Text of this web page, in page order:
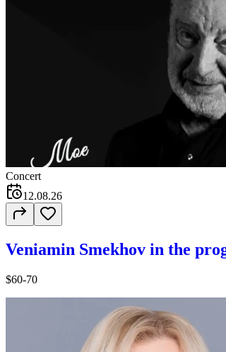
Concert
12.08.26
Veniamin Smekhov in the
$60-70